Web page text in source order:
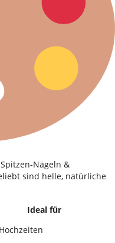
Nägeln &
sind helle, natürliche
Ideal für
Hochzeiten